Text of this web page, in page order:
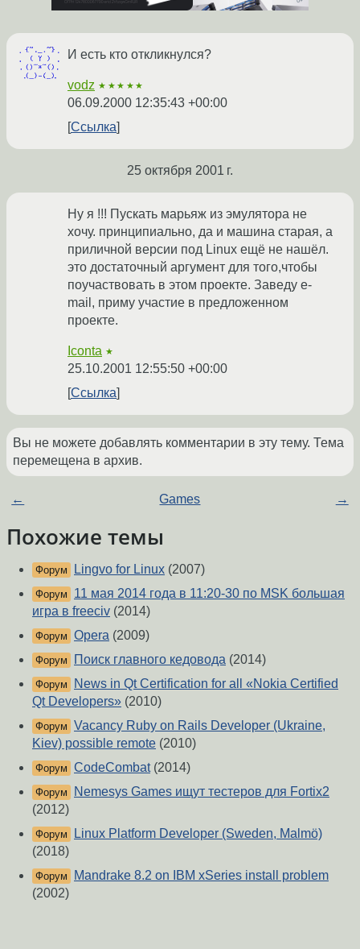
И есть кто откликнулся?
vodz ★★★★★
06.09.2000 12:35:43 +00:00
Ссылка
25 октября 2001 г.
Ну я !!! Пускать марьяж из эмулятора не
хочу. принципиально, да и машина старая, а
приличной версии под Linux ещё не нашёл.
это достаточный аргумент для того,чтобы
поучаствовать в этом проекте. Заведу e-
mail, приму участие в предложенном
проекте.
Iconta ★
25.10.2001 12:55:50 +00:00
Ссылка
Вы не можете добавлять комментарии в эту тему. Тема
перемещена в архив.
← Games →
Похожие темы
Форум Lingvo for Linux (2007)
Форум
11 мая 2014 года в 11:20-30 по MSK большая
игра в freeciv (2014)
Форум Opera (2009)
Форум Поиск главного кедовода (2014)
Форум
News in Qt Certification for all «Nokia Certified
Qt Developers» (2010)
Форум Vacancy Ruby on Rails Developer (Ukraine,
Kiev) possible remote (2010)
Форум CodeCombat(2014)
Форум
Nemesys Games ищут тестеров для Fortix2
(2012)
Форум
Linux Platform Developer (Sweden, Malmö)
(2018)
Форум
Mandrake 8.2 on IBM xSeries install problem
(2002)